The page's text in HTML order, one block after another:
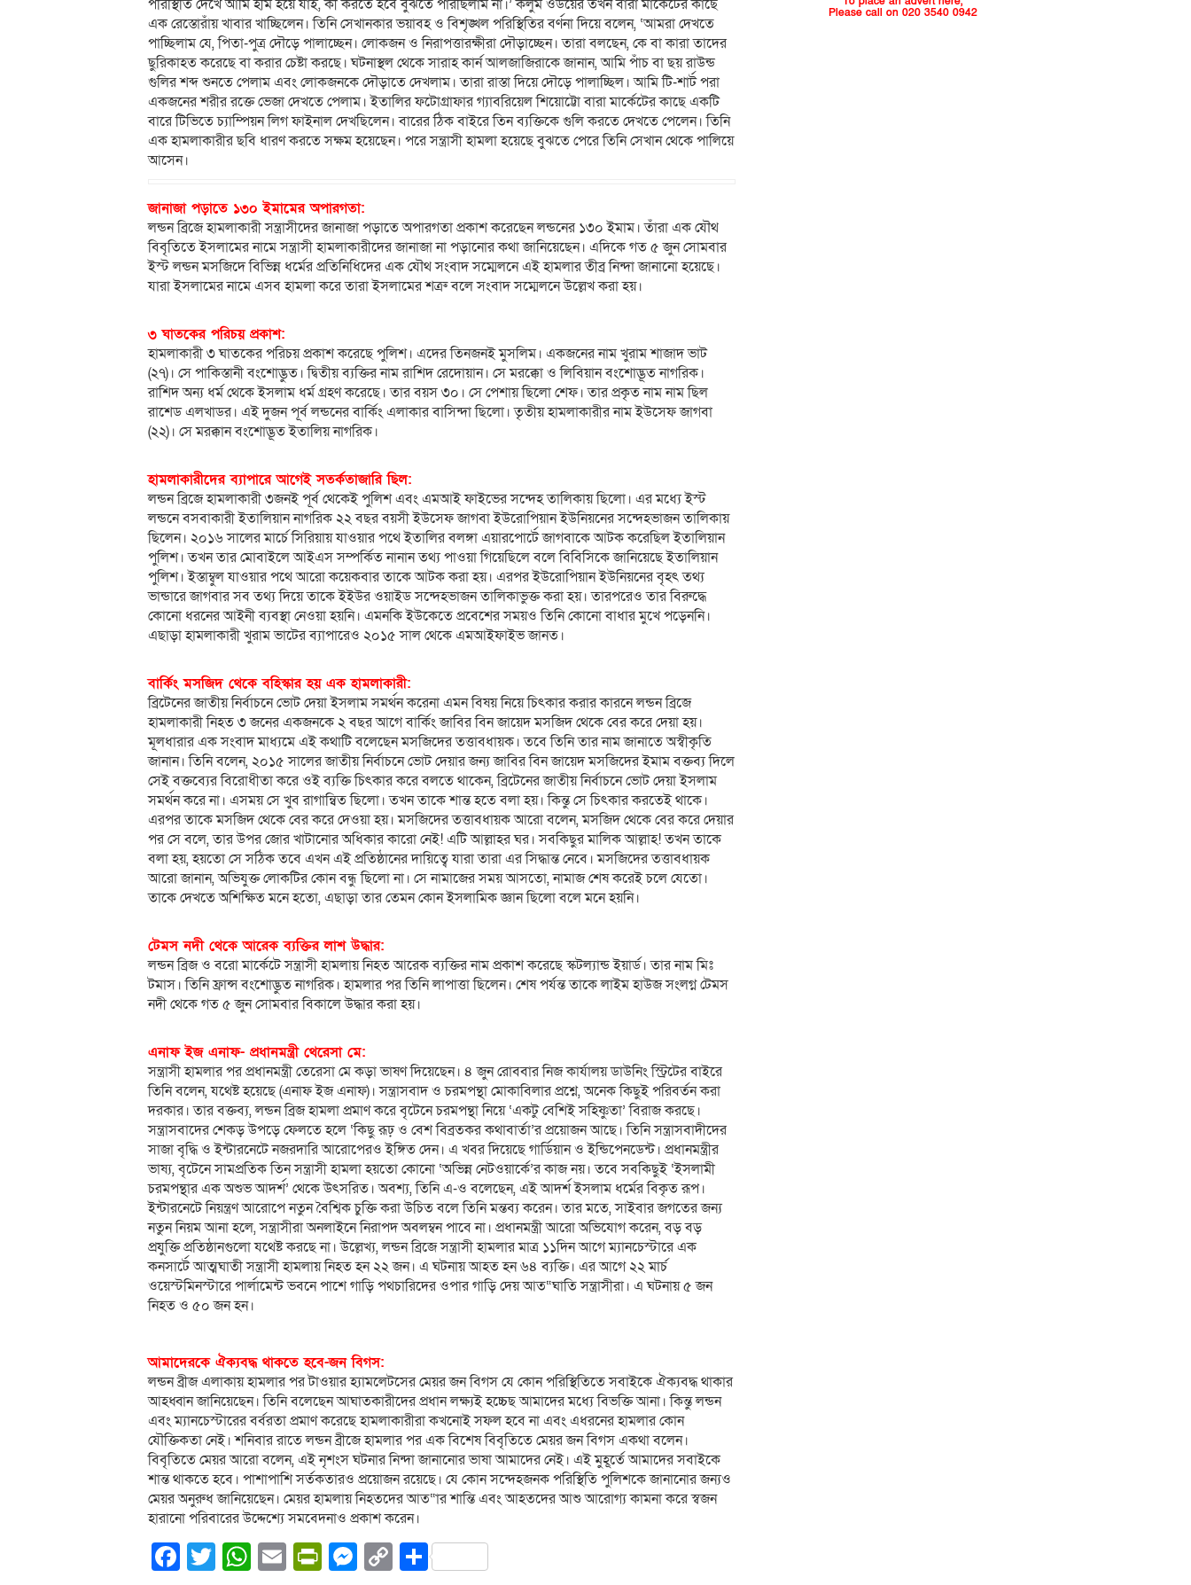
পরিস্থিতি দেখে আমি হীম হয়ে যাই, কী করতে হবে বুঝতে পারছিলাম না।’ কলুম ওডয়ের তখন বারা মার্কেটের কাছে
এক রেস্তোরাঁয় খাবার খাচ্ছিলেন। তিনি সেখানকার ভয়াবহ ও বিশৃঙ্খল পরিস্থিতির বর্ণনা দিয়ে বলেন, ‘আমরা দেখতে
পাচ্ছিলাম যে, পিতা-পুত্র দৌড়ে পালাচ্ছেন। লোকজন ও নিরাপত্তারক্ষীরা দৌড়াচ্ছেন। তারা বলছেন, কে বা কারা তাদের
ছুরিকাহত করেছে বা করার চেষ্টা করছে। ঘটনাস্থল থেকে সারাহ কার্ন আলজাজিরাকে জানান, আমি পাঁচ বা ছয় রাউন্ড
গুলির শব্দ শুনতে পেলাম এবং লোকজনকে দৌড়াতে দেখলাম। তারা রাস্তা দিয়ে দৌড়ে পালাচ্ছিল। আমি টি-শার্ট পরা
একজনের শরীর রক্তে ভেজা দেখতে পেলাম। ইতালির ফটোগ্রাফার গ্যাবরিয়েল শিয়োট্টো বারা মার্কেটের কাছে একটি
বারে টিভিতে চ্যাম্পিয়ন লিগ ফাইনাল দেখছিলেন। বারের ঠিক বাইরে তিন ব্যক্তিকে গুলি করতে দেখতে পেলেন। তিনি
এক হামলাকারীর ছবি ধারণ করতে সক্ষম হয়েছেন। পরে সন্ত্রাসী হামলা হয়েছে বুঝতে পেরে তিনি সেখান থেকে পালিয়ে
আসেন।
জানাজা পড়াতে ১৩০ ইমামের অপারগতা:
লন্ডন ব্রিজে হামলাকারী সন্ত্রাসীদের জানাজা পড়াতে অপারগতা প্রকাশ করেছেন লন্ডনের ১৩০ ইমাম। তাঁরা এক যৌথ
বিবৃতিতে ইসলামের নামে সন্ত্রাসী হামলাকারীদের জানাজা না পড়ানোর কথা জানিয়েছেন। এদিকে গত ৫ জুন সোমবার
ইস্ট লন্ডন মসজিদে বিভিন্ন ধর্মের প্রতিনিধিদের এক যৌথ সংবাদ সম্মেলনে এই হামলার তীব্র নিন্দা জানানো হয়েছে।
যারা ইসলামের নামে এসব হামলা করে তারা ইসলামের শত্রু বলে সংবাদ সম্মেলনে উল্লেখ করা হয়।
৩ ঘাতকের পরিচয় প্রকাশ:
হামলাকারী ৩ ঘাতকের পরিচয় প্রকাশ করেছে পুলিশ। এদের তিনজনই মুসলিম। একজনের নাম খুরাম শাজাদ ভাট
(২৭)। সে পাকিস্তানী বংশোদ্ভুত। দ্বিতীয় ব্যক্তির নাম রাশিদ রেদোয়ান। সে মরক্কো ও লিবিয়ান বংশোদ্ভূত নাগরিক।
রাশিদ অন্য ধর্ম থেকে ইসলাম ধর্ম গ্রহণ করেছে। তার বয়স ৩০। সে পেশায় ছিলো শেফ। তার প্রকৃত নাম নাম ছিল
রাশেড এলখাডর। এই দুজন পূর্ব লন্ডনের বার্কিং এলাকার বাসিন্দা ছিলো। তৃতীয় হামলাকারীর নাম ইউসেফ জাগবা
(২২)। সে মরক্কান বংশোদ্ভূত ইতালিয় নাগরিক।
হামলাকারীদের ব্যাপারে আগেই সতর্কতাজারি ছিল:
লন্ডন ব্রিজে হামলাকারী ৩জনই পূর্ব থেকেই পুলিশ এবং এমআই ফাইভের সন্দেহ তালিকায় ছিলো। এর মধ্যে ইস্ট
লন্ডনে বসবাকারী ইতালিয়ান নাগরিক ২২ বছর বয়সী ইউসেফ জাগবা ইউরোপিয়ান ইউনিয়নের সন্দেহভাজন তালিকায়
ছিলেন। ২০১৬ সালের মার্চে সিরিয়ায় যাওয়ার পথে ইতালির বলঙ্গা এয়ারপোর্টে জাগবাকে আটক করেছিল ইতালিয়ান
পুলিশ। তখন তার মোবাইলে আইএস সম্পর্কিত নানান তথ্য পাওয়া গিয়েছিলে বলে বিবিসিকে জানিয়েছে ইতালিয়ান
পুলিশ। ইস্তাম্বুল যাওয়ার পথে আরো কয়েকবার তাকে আটক করা হয়। এরপর ইউরোপিয়ান ইউনিয়নের বৃহৎ তথ্য
ভান্ডারে জাগবার সব তথ্য দিয়ে তাকে ইইউর ওয়াইড সন্দেহভাজন তালিকাভুক্ত করা হয়। তারপরেও তার বিরুদ্ধে
কোনো ধরনের আইনী ব্যবস্থা নেওয়া হয়নি। এমনকি ইউকেতে প্রবেশের সময়ও তিনি কোনো বাধার মুখে পড়েননি।
এছাড়া হামলাকারী খুরাম ভাটের ব্যাপারেও ২০১৫ সাল থেকে এমআইফাইভ জানত।
বার্কিং মসজিদ থেকে বহিস্কার হয় এক হামলাকারী:
ব্রিটেনের জাতীয় নির্বাচনে ভোট দেয়া ইসলাম সমর্থন করেনা এমন বিষয় নিয়ে চিৎকার করার কারনে লন্ডন ব্রিজে
হামলাকারী নিহত ৩ জনের একজনকে ২ বছর আগে বার্কিং জাবির বিন জায়েদ মসজিদ থেকে বের করে দেয়া হয়।
মূলধারার এক সংবাদ মাধ্যমে এই কথাটি বলেছেন মসজিদের তত্তাবধায়ক। তবে তিনি তার নাম জানাতে অস্বীকৃতি
জানান। তিনি বলেন, ২০১৫ সালের জাতীয় নির্বাচনে ভোট দেয়ার জন্য জাবির বিন জায়েদ মসজিদের ইমাম বক্তব্য দিলে
সেই বক্তব্যের বিরোধীতা করে ওই ব্যক্তি চিৎকার করে বলতে থাকেন, ব্রিটেনের জাতীয় নির্বাচনে ভোট দেয়া ইসলাম
সমর্থন করে না। এসময় সে খুব রাগান্বিত ছিলো। তখন তাকে শান্ত হতে বলা হয়। কিন্তু সে চিৎকার করতেই থাকে।
এরপর তাকে মসজিদ থেকে বের করে দেওয়া হয়। মসজিদের তত্তাবধায়ক আরো বলেন, মসজিদ থেকে বের করে দেয়ার
পর সে বলে, তার উপর জোর খাটানোর অধিকার কারো নেই! এটি আল্লাহর ঘর। সবকিছুর মালিক আল্লাহ! তখন তাকে
বলা হয়, হয়তো সে সঠিক তবে এখন এই প্রতিষ্ঠানের দায়িত্বে যারা তারা এর সিদ্ধান্ত নেবে। মসজিদের তত্তাবধায়ক
আরো জানান, অভিযুক্ত লোকটির কোন বন্ধু ছিলো না। সে নামাজের সময় আসতো, নামাজ শেষ করেই চলে যেতো।
তাকে দেখতে অশিক্ষিত মনে হতো, এছাড়া তার তেমন কোন ইসলামিক জ্ঞান ছিলো বলে মনে হয়নি।
টেমস নদী থেকে আরেক ব্যক্তির লাশ উদ্ধার:
লন্ডন ব্রিজ ও বরো মার্কেটে সন্ত্রাসী হামলায় নিহত আরেক ব্যক্তির নাম প্রকাশ করেছে স্কটল্যান্ড ইয়ার্ড। তার নাম মিঃ
টমাস। তিনি ফ্রান্স বংশোদ্ভুত নাগরিক। হামলার পর তিনি লাপাত্তা ছিলেন। শেষ পর্যন্ত তাকে লাইম হাউজ সংলগ্ন টেমস
নদী থেকে গত ৫ জুন সোমবার বিকালে উদ্ধার করা হয়।
এনাফ ইজ এনাফ- প্রধানমন্ত্রী থেরেসা মে:
সন্ত্রাসী হামলার পর প্রধানমন্ত্রী তেরেসা মে কড়া ভাষণ দিয়েছেন। ৪ জুন রোববার নিজ কার্যালয় ডাউনিং স্ট্রিটের বাইরে
তিনি বলেন, যথেষ্ট হয়েছে (এনাফ ইজ এনাফ)। সন্ত্রাসবাদ ও চরমপন্থা মোকাবিলার প্রশ্নে, অনেক কিছুই পরিবর্তন করা
দরকার। তার বক্তব্য, লন্ডন ব্রিজ হামলা প্রমাণ করে বৃটেনে চরমপন্থা নিয়ে ‘একটু বেশিই সহিষ্ণুতা’ বিরাজ করছে।
সন্ত্রাসবাদের শেকড় উপড়ে ফেলতে হলে ‘কিছু রূঢ় ও বেশ বিব্রতকর কথাবার্তা’র প্রয়োজন আছে। তিনি সন্ত্রাসবাদীদের
সাজা বৃদ্ধি ও ইন্টারনেটে নজরদারি আরোপেরও ইঙ্গিত দেন। এ খবর দিয়েছে গার্ডিয়ান ও ইন্ডিপেনডেন্ট। প্রধানমন্ত্রীর
ভাষ্য, বৃটেনে সামপ্রতিক তিন সন্ত্রাসী হামলা হয়তো কোনো ‘অভিন্ন নেটওয়ার্কে’র কাজ নয়। তবে সবকিছুই ‘ইসলামী
চরমপন্থার এক অশুভ আদর্শ’ থেকে উৎসরিত। অবশ্য, তিনি এ-ও বলেছেন, এই আদর্শ ইসলাম ধর্মের বিকৃত রূপ।
ইন্টারনেটে নিয়ন্ত্রণ আরোপে নতুন বৈশ্বিক চুক্তি করা উচিত বলে তিনি মন্তব্য করেন। তার মতে, সাইবার জগতের জন্য
নতুন নিয়ম আনা হলে, সন্ত্রাসীরা অনলাইনে নিরাপদ অবলম্বন পাবে না। প্রধানমন্ত্রী আরো অভিযোগ করেন, বড় বড়
প্রযুক্তি প্রতিষ্ঠানগুলো যথেষ্ট করছে না। উল্লেখ্য, লন্ডন ব্রিজে সন্ত্রাসী হামলার মাত্র ১১দিন আগে ম্যানচেস্টারে এক
কনসার্টে আত্মঘাতী সন্ত্রাসী হামলায় নিহত হন ২২ জন। এ ঘটনায় আহত হন ৬৪ ব্যক্তি। এর আগে ২২ মার্চ
ওয়েস্টমিনস্টারে পার্লামেন্ট ভবনে পাশে গাড়ি পথচারিদের ওপার গাড়ি দেয় আত“ঘাতি সন্ত্রাসীরা। এ ঘটনায় ৫ জন
নিহত ও ৫০ জন হন।
আমাদেরকে ঐক্যবদ্ধ থাকতে হবে-জন বিগস:
লন্ডন ব্রীজ এলাকায় হামলার পর টাওয়ার হ্যামলেটসের মেয়র জন বিগস যে কোন পরিস্থিতিতে সবাইকে ঐক্যবদ্ধ থাকার
আহধ্বান জানিয়েছেন। তিনি বলেছেন আঘাতকারীদের প্রধান লক্ষ্যই হচ্চেছ আমাদের মধ্যে বিভক্তি আনা। কিন্তু লন্ডন
এবং ম্যানচেস্টারের বর্বরতা প্রমাণ করেছে হামলাকারীরা কখনোই সফল হবে না এবং এধরনের হামলার কোন
যৌক্তিকতা নেই। শনিবার রাতে লন্ডন ব্রীজে হামলার পর এক বিশেষ বিবৃতিতে মেয়র জন বিগস একথা বলেন।
বিবৃতিতে মেয়র আরো বলেন, এই নৃশংস ঘটনার নিন্দা জানানোর ভাষা আমাদের নেই। এই মুহূর্তে আমাদের সবাইকে
শান্ত থাকতে হবে। পাশাপাশি সর্তকতারও প্রয়োজন রয়েছে। যে কোন সন্দেহজনক পরিস্থিতি পুলিশকে জানানোর জন্যও
মেয়র অনুরুধ জানিয়েছেন। মেয়র হামলায় নিহতদের আত“ার শান্তি এবং আহতদের আশু আরোগ্য কামনা করে স্বজন
হারানো পরিবারের উদ্দেশ্যে সমবেদনাও প্রকাশ করেন।
Facebook
Twitter
WhatsApp
EmailPrintFriendly
Messenger
CopyShare
Please call on 020 3540 0942